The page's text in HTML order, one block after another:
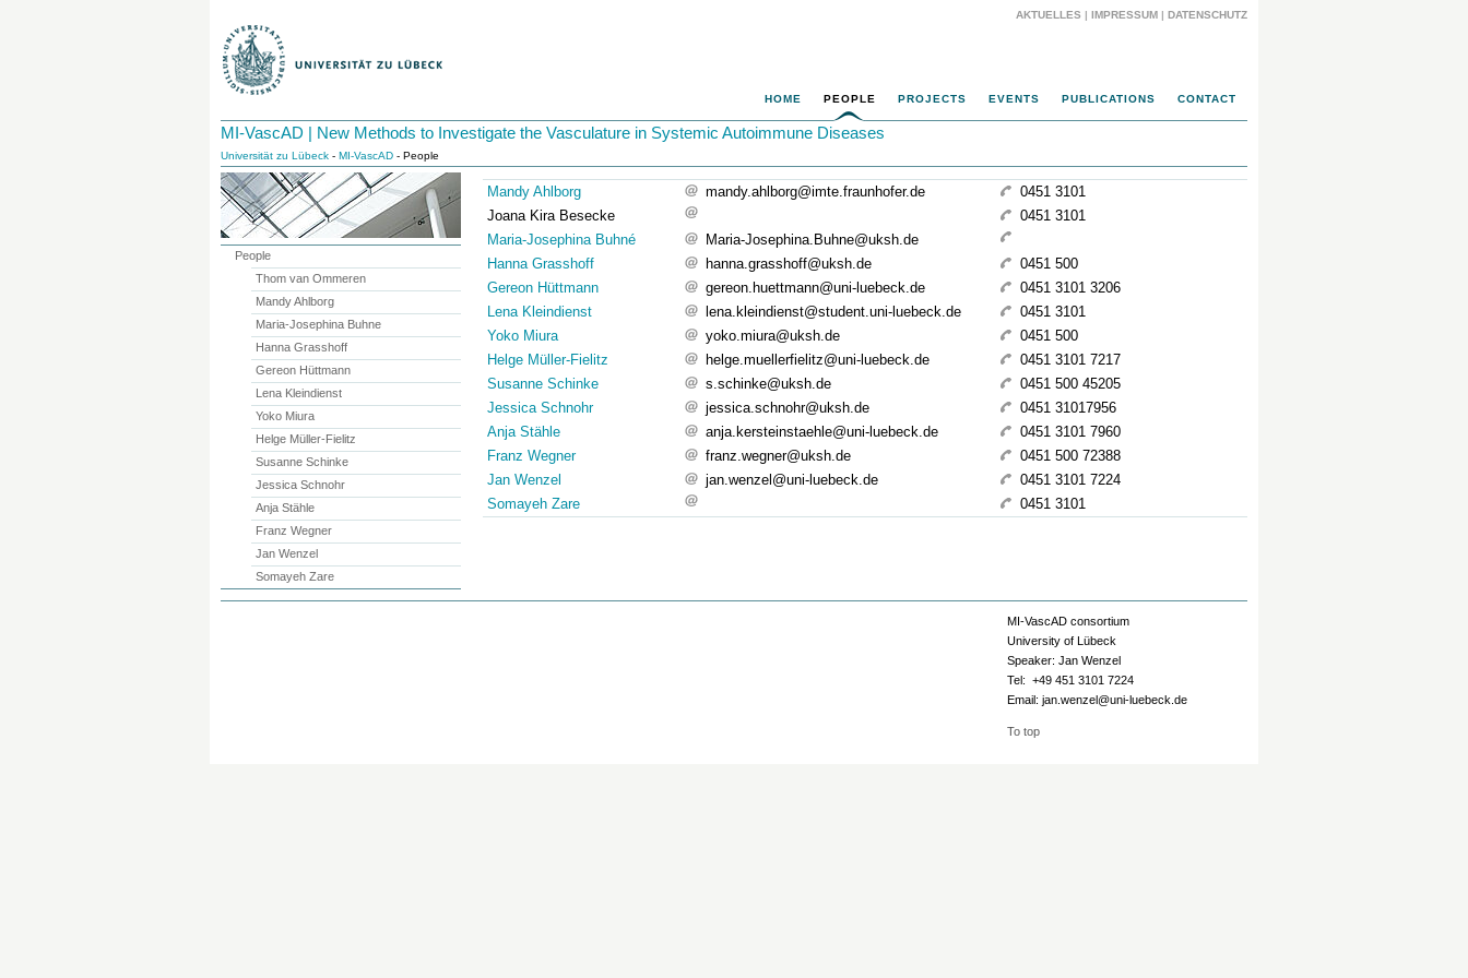
AKTUELLES | IMPRESSUM | DATENSCHUTZ
HOME PEOPLE PROJECTS EVENTS PUBLICATIONS CONTACT
MI-VascAD | New Methods to Investigate the Vasculature in Systemic Autoimmune Diseases
Universität zu Lübeck - MI-VascAD - People
Mandy Ahlborg mandy.ahlborg@imte.fraunhofer.de
0451 3101
Joana Kira Besecke
0451 3101
Maria-Josephina Buhné
Maria-Josephina.Buhne@uksh.de
Hanna Grasshoff
hanna.grasshoff@uksh.de
0451 500
Gereon Hüttmann
gereon.huettmann@uni-luebeck.de
0451 3101 3206
Lena Kleindienst
lena.kleindienst@student.uni-luebeck.de
0451 3101
Yoko Miura
yoko.miura@uksh.de
0451 500
Helge Müller-Fielitz
helge.muellerfielitz@uni-luebeck.de
0451 3101 7217
Susanne Schinke
s.schinke@uksh.de
0451 500 45205
Jessica Schnohr
jessica.schnohr@uksh.de
0451 31017956
Anja Stähle
anja.kersteinstaehle@uni-luebeck.de
0451 3101 7960
Franz Wegner
franz.wegner@uksh.de
0451 500 72388
Jan Wenzel
jan.wenzel@uni-luebeck.de
0451 3101 7224
Somayeh Zare
0451 3101
People
Thom van Ommeren
Mandy Ahlborg
Maria-Josephina Buhne
Hanna Grasshoff
Gereon Hüttmann
Lena Kleindienst
Yoko Miura
Helge Müller-Fielitz
Susanne Schinke
Jessica Schnohr
Anja Stähle
Franz Wegner
Jan Wenzel
Somayeh Zare
MI-VascAD consortium
University of Lübeck
Speaker: Jan Wenzel
Tel: +49 451 3101 7224
Email: jan.wenzel@uni-luebeck.de
To top